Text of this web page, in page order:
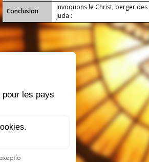
Conclusion
Invoquons le Christ, berger
Juda :